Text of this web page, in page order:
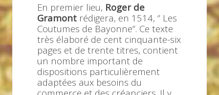
En premier lieu, Roger de
Gramont rédigera, en 1514, ‘’ Les
Coutumes de Bayonne’’. Ce texte
très élaboré de cent cinquante-six
pages et de trente titres, contient
un nombre important de
dispositions particulièrement
adaptées aux besoins du